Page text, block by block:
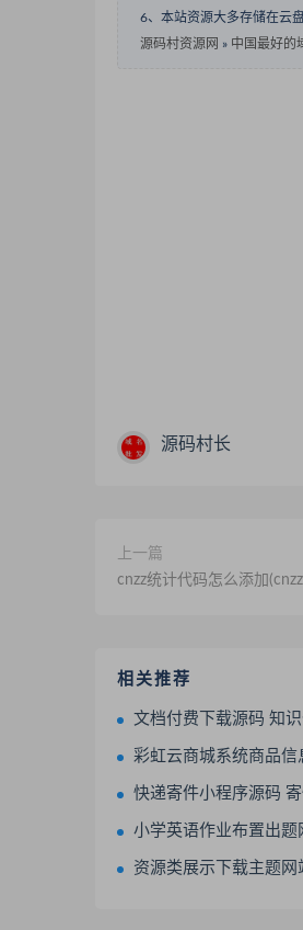
6、本站资源大多存储在云
源码村资源网 » 中国最好的
源码村长
上一篇
cnzz统计代码怎么添加
相关推荐
文档付费下载源码 知识付
彩虹云商城系统商品信
快递寄件小程序源码
小学英语作业布置出
资源类展示下载主题网站